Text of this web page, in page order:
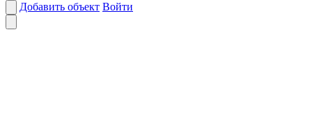
Добавить объект Войти